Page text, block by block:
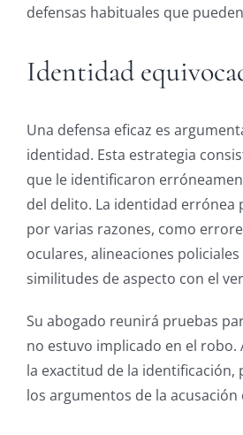
defensas habituales que
Identidad
Una defensa eficaz es
identidad. Esta estrategia
que le identificaron
del delito. La identidad errónea
por varias razones, como
oculares, alineaciones
similitudes de aspecto con el
Su abogado reunirá pruebas
no estuvo implicado en el robo.
la exactitud de la identificación,
los argumentos de la